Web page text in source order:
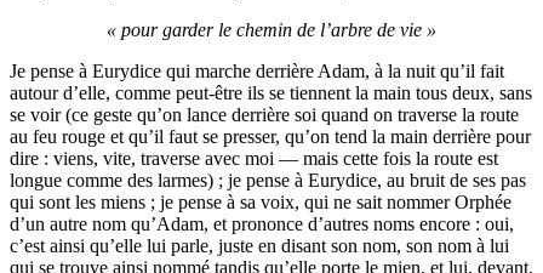
« pour garder le chemin de l’arbre de vie »
Je pense à Eurydice qui marche derrière Adam, à la nuit qu’il fait
autour d’elle, comme peut-être ils se tiennent la main tous deux, sans
se voir (ce geste qu’on lance derrière soi quand on traverse la route
au feu rouge et qu’il faut se presser, qu’on tend la main derrière pour
dire : viens, vite, traverse avec moi — mais cette fois la route est
longue comme des larmes) ; je pense à Eurydice, au bruit de ses pas
qui sont les miens ; je pense à sa voix, qui ne sait nommer Orphée
d’un autre nom qu’Adam, et prononce d’autres noms encore : oui,
c’est ainsi qu’elle lui parle, juste en disant son nom, son nom à lui
qui se trouve ainsi nommé tandis qu’elle porte le mien, et lui, devant,